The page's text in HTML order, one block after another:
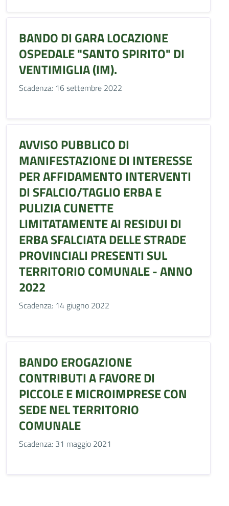
BANDO DI GARA LOCAZIONE
OSPEDALE "SANTO SPIRITO" DI
VENTIMIGLIA (IM).
Scadenza: 16 settembre 2022
AVVISO PUBBLICO DI
MANIFESTAZIONE DI INTERESSE
PER AFFIDAMENTO INTERVENTI
DI SFALCIO/TAGLIO ERBA E
PULIZIA CUNETTE
LIMITATAMENTE AI RESIDUI DI
ERBA SFALCIATA DELLE STRADE
PROVINCIALI PRESENTI SUL
TERRITORIO COMUNALE - ANNO
2022
Scadenza: 14 giugno 2022
BANDO EROGAZIONE
CONTRIBUTI A FAVORE DI
PICCOLE E MICROIMPRESE CON
SEDE NEL TERRITORIO
COMUNALE
Scadenza: 31 maggio 2021